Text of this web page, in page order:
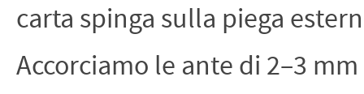
carta spinga sulla piega
Accorciamo le ante di 2–3